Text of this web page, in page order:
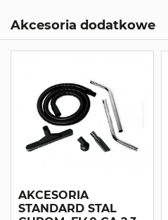
Akcesoria dodatkowe
AKCESORIA
STANDARD STAL